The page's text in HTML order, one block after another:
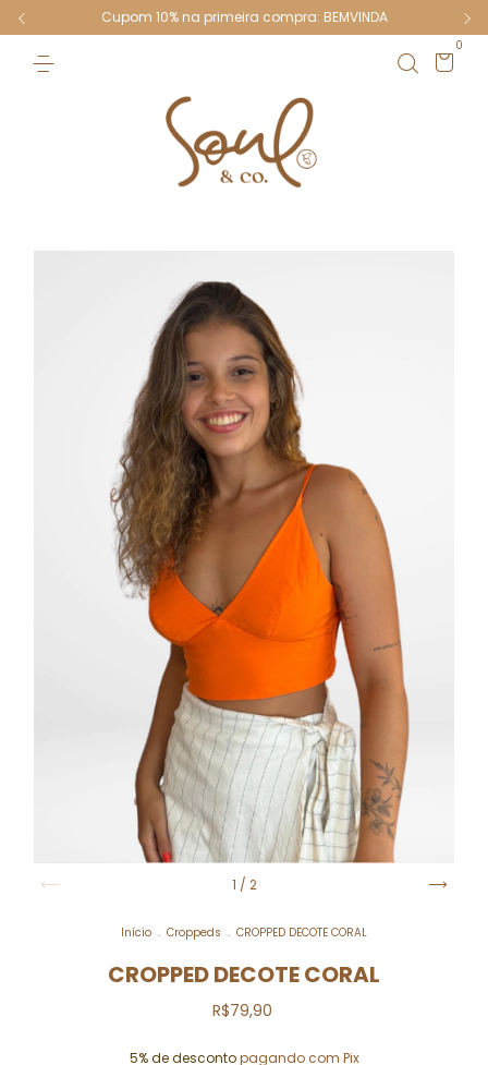
Cupom 10% na primeira compra: BEMVINDA
0
1 / 2
Início . Croppeds . CROPPED DECOTE CORAL
CROPPED DECOTE CORAL
R$79,90
5% de descontopagando com Pix